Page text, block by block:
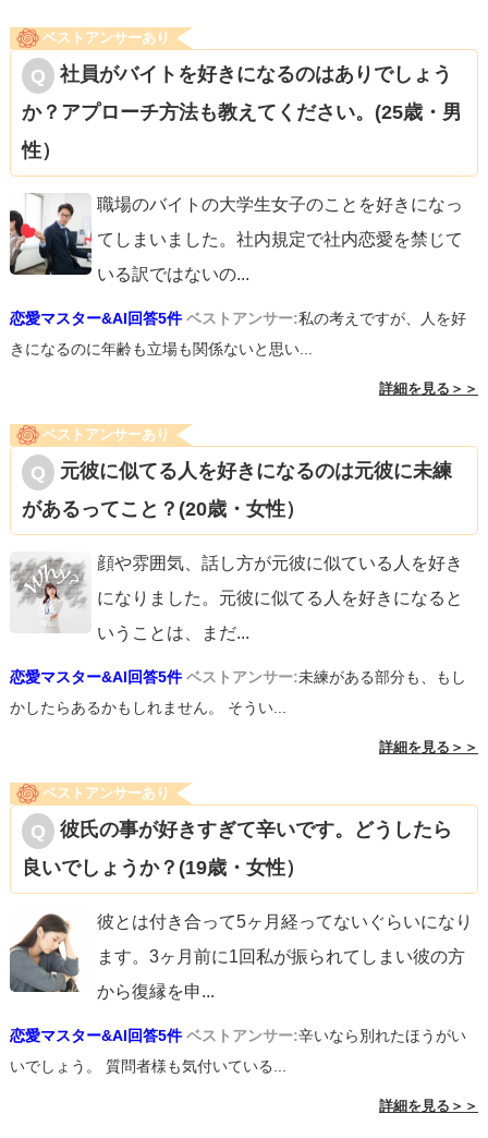
ベストアンサーあり
社員がバイトを好きになるのはありでしょう
か？アプローチ方法も教えてください。(25歳・男
性）
職場のバイトの大学生女子のことを好きになっ
てしまいました。社内規定で社内恋愛を禁じて
いる訳ではないの...
恋愛マスター&AI回答5件 ベストアンサー:私の考えですが、人を好
きになるのに年齢も立場も関係ないと思い...
詳細を見る＞＞
ベストアンサーあり
元彼に似てる人を好きになるのは元彼に未練
があるってこと？(20歳・女性）
顔や雰囲気、話し方が元彼に似ている人を好き
になりました。元彼に似てる人を好きになると
いうことは、まだ...
恋愛マスター&AI回答5件 ベストアンサー:未練がある部分も、もし
かしたらあるかもしれません。 そうい...
詳細を見る＞＞
ベストアンサーあり
彼氏の事が好きすぎて辛いです。どうしたら
良いでしょうか？(19歳・女性）
彼とは付き合って5ヶ月経ってないぐらいになり
ます。3ヶ月前に1回私が振られてしまい彼の方
から復縁を申...
恋愛マスター&AI回答5件 ベストアンサー:辛いなら別れたほうがい
いでしょう。 質問者様も気付いている...
詳細を見る＞＞